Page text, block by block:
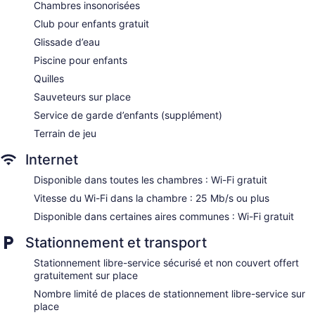
Tour and ticket information
Wedding services available
Game room or arcade
Pool or billiards table
Terrace
Garden
Gift shop
Beauty salon
Newspapers for purchase
ATM
Onsite shopping
Elevator
Coffee shop
Bar by the pool
Lopesan Costa Bávaro Resort Spa & Casino - All Inclusive
possède 644 climatisées dotées de : minibar contenant
Chambres insonorisées
Club pour enfants gratuit
Glissade d’eau
Piscine pour enfants
Quilles
Sauveteurs sur place
Service de garde d’enfants (supplément)
Terrain de jeu
Internet
Disponible dans toutes les chambres : Wi-Fi gratuit
Vitesse du Wi-Fi dans la chambre : 25 Mb/s ou plus
Disponible dans certaines aires communes : Wi-Fi gratuit
Stationnement et transport
Stationnement libre-service sécurisé et non couvert offert
gratuitement sur place
Nombre limité de places de stationnement libre-service sur
place